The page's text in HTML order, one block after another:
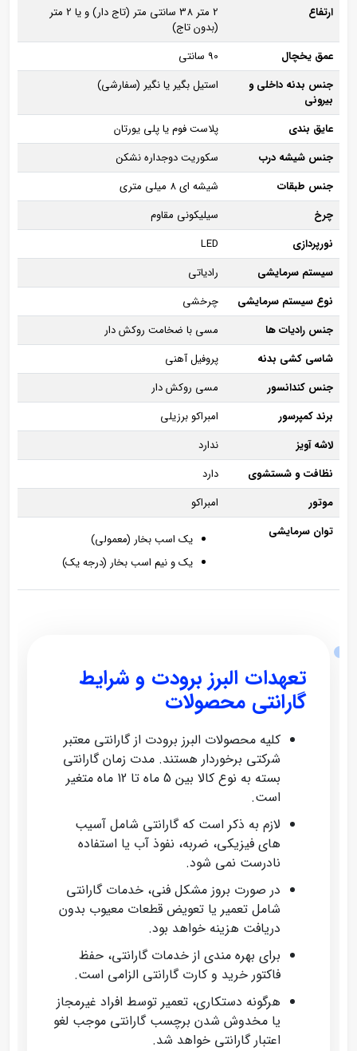
ارتفاع
2 متر 38 سانتی متر (تاج دار) و یا 2 متر
(بدون تاج)
عمق یخچال
90 سانتی
جنس بدنه داخلی و
بیرونی
استیل بگیر یا نگیر (سفارشی)
عایق بندی
پلاست فوم یا پلی یورتان
جنس شیشه درب
سکوریت دوجداره نشکن
جنس طبقات
شیشه ای 8 میلی متری
چرخ
سیلیکونی مقاوم
نورپردازی
LED
سیستم سرمایشی
رادیاتی
نوع سیستم سرمایشی
چرخشی
جنس رادیات ها
مسی با ضخامت روکش دار
شاسی کشی بدنه
پروفیل آهنی
جنس کندانسور
مسی روکش دار
برند کمپرسور
امبراکو برزیلی
لاشه آویز
ندارد
نظافت و شستشوی
دارد
موتور
امبراکو
توان سرمایشی
یک اسب بخار (معمولی)
یک و نیم اسب بخار (درجه یک)
تعهدات البرز برودت و شرایط
گارانتی محصولات
کلیه محصولات البرز برودت از گارانتی معتبر
شرکتی برخوردار هستند. مدت زمان گارانتی
بسته به نوع کالا بین 5 ماه تا 12 ماه متغیر
است.
لازم به ذکر است که گارانتی شامل آسیب‌
های فیزیکی، ضربه، نفوذ آب یا استفاده
نادرست نمی‌ شود.
در صورت بروز مشکل فنی، خدمات گارانتی
شامل تعمیر یا تعویض قطعات معیوب بدون
دریافت هزینه خواهد بود.
برای بهره‌ مندی از خدمات گارانتی، حفظ
فاکتور خرید و کارت گارانتی الزامی است.
هرگونه دستکاری، تعمیر توسط افراد غیرمجاز
یا مخدوش شدن برچسب گارانتی موجب لغو
اعتبار گارانتی خواهد شد.